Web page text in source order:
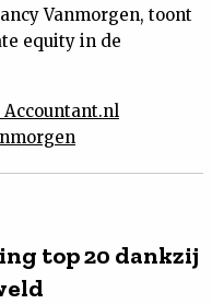
Vanmorgen, toont
equity in de
top 20 dankzij